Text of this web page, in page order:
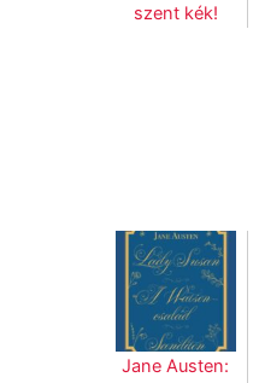
szent kék!
Jane Austen: